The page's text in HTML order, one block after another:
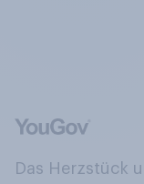
Das Herzstück